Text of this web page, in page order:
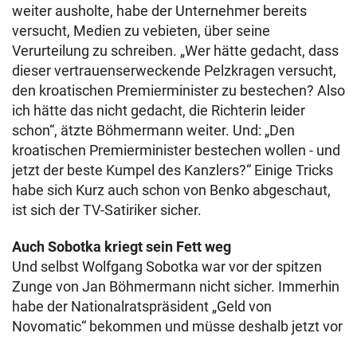
weiter ausholte, habe der Unternehmer bereits
versucht, Medien zu vebieten, über seine
Verurteilung zu schreiben. „Wer hätte gedacht, dass
dieser vertrauenserweckende Pelzkragen versucht,
den kroatischen Premierminister zu bestechen? Also
ich hätte das nicht gedacht, die Richterin leider
schon“, ätzte Böhmermann weiter. Und: „Den
kroatischen Premierminister bestechen wollen - und
jetzt der beste Kumpel des Kanzlers?“ Einige Tricks
habe sich Kurz auch schon von Benko abgeschaut,
ist sich der TV-Satiriker sicher.
Auch Sobotka kriegt sein Fett weg
Und selbst Wolfgang Sobotka war vor der spitzen
Zunge von Jan Böhmermann nicht sicher. Immerhin
habe der Nationalratspräsident „Geld von
Novomatic“ bekommen und müsse deshalb jetzt vor